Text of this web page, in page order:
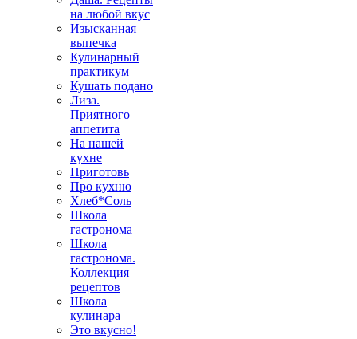
на любой вкус
Изысканная
выпечка
Кулинарный
практикум
Кушать подано
Лиза.
Приятного
аппетита
На нашей
кухне
Приготовь
Про кухню
Хлеб*Соль
Школа
гастронома
Школа
гастронома.
Коллекция
рецептов
Школа
кулинара
Это вкусно!